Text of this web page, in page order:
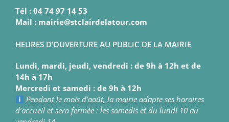
Tél : 04 74 97 14 53
Mail : mairie@stclairdelatour.com
HEURES D’OUVERTURE AU PUBLIC DE LA MAIRIE
Lundi, mardi, jeudi, vendredi : de 9h à 12h et de
14h à 17h
Mercredi et samedi : de 9h à 12h
Pendant le mois d’août, la mairie adapte ses horaires
d’accueil et sera fermée : les samedis et du lundi 10 au